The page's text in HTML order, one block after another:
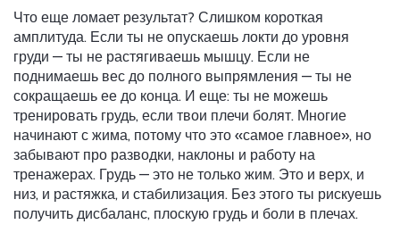
Что еще ломает результат? Слишком короткая
амплитуда. Если ты не опускаешь локти до уровня
груди — ты не растягиваешь мышцу. Если не
поднимаешь вес до полного выпрямления — ты не
сокращаешь ее до конца. И еще: ты не можешь
тренировать грудь, если твои плечи болят. Многие
начинают с жима, потому что это «самое главное», но
забывают про разводки, наклоны и работу на
тренажерах. Грудь — это не только жим. Это и верх, и
низ, и растяжка, и стабилизация. Без этого ты рискуешь
получить дисбаланс, плоскую грудь и боли в плечах.